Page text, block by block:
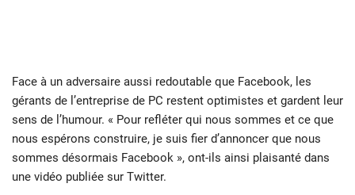
Face à un adversaire aussi redoutable que Facebook, les
gérants de l’entreprise de PC restent optimistes et gardent leur
sens de l’humour. « Pour refléter qui nous sommes et ce que
nous espérons construire, je suis fier d’annoncer que nous
sommes désormais Facebook », ont-ils ainsi plaisanté dans
une vidéo publiée sur Twitter.